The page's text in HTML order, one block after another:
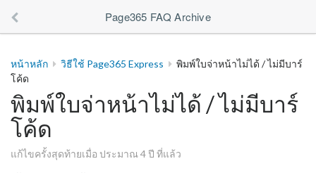
Page365 FAQ Archive
หน้าหลัก วิธีใช้ Page365 Express
พิมพ์ใบจ่าหน้าไม่ได้ / ไม่มีบาร์
โค้ด
พิมพ์ใบจ่าหน้าไม่ได้ / ไม่มีบาร์
โค้ด
แก้ไขครั้งสุดท้ายเมื่อ ประมาณ 4 ปี ที่แล้ว